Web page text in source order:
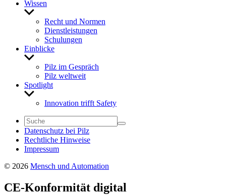
Wissen
Untermenü
anzeigenRecht und Normen
Dienst­leis­tungen
Schu­lungen
Einblicke
Untermenü
anzeigenPilz im Gespräch
Pilz welt­weit
Spot­light
Untermenü
anzeigenInno­va­tion trifft Safety
Daten­schutz bei Pilz
Recht­liche Hinweise
Impressum
© 2026 Mensch und Automation
CE-Konfor­mität digital